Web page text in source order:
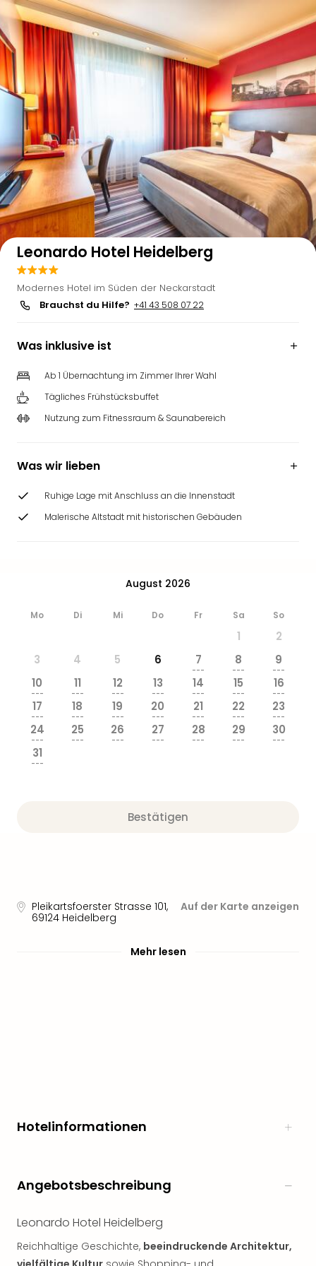
Auf der Karte anzeigen
Leonardo Hotel Heidelberg
Modernes Hotel im Süden der Neckarstadt
Brauchst du Hilfe? +41 43 508 07 22
Was inklusive ist
Ab 1 Übernachtung im Zimmer Ihrer Wahl
Tägliches Frühstücksbuffet
Nutzung zum Fitnessraum & Saunabereich
Was wir lieben
Ruhige Lage mit Anschluss an die Innenstadt
Malerische Altstadt mit historischen Gebäuden
August 2026
Mo Di Mi Do Fr Sa So
1
2
3
4 5 6 7
---
8
---
9
---
10
---
11
---
12
---
13
---
14
---
15
---
16
---
17
---
18
---
19
---
20
---
21
---
22
---
23
---
24
---
25
---
26
---
27
---
28
---
29
---
30
---
31
---
Bestätigen
Pleikartsfoerster Strasse 101,
69124 Heidelberg
Auf der Karte anzeigen
Mehr lesen
Hotelinformationen
Angebotsbeschreibung
Leonardo Hotel Heidelberg
Reichhaltige Geschichte, beeindruckende Architektur,